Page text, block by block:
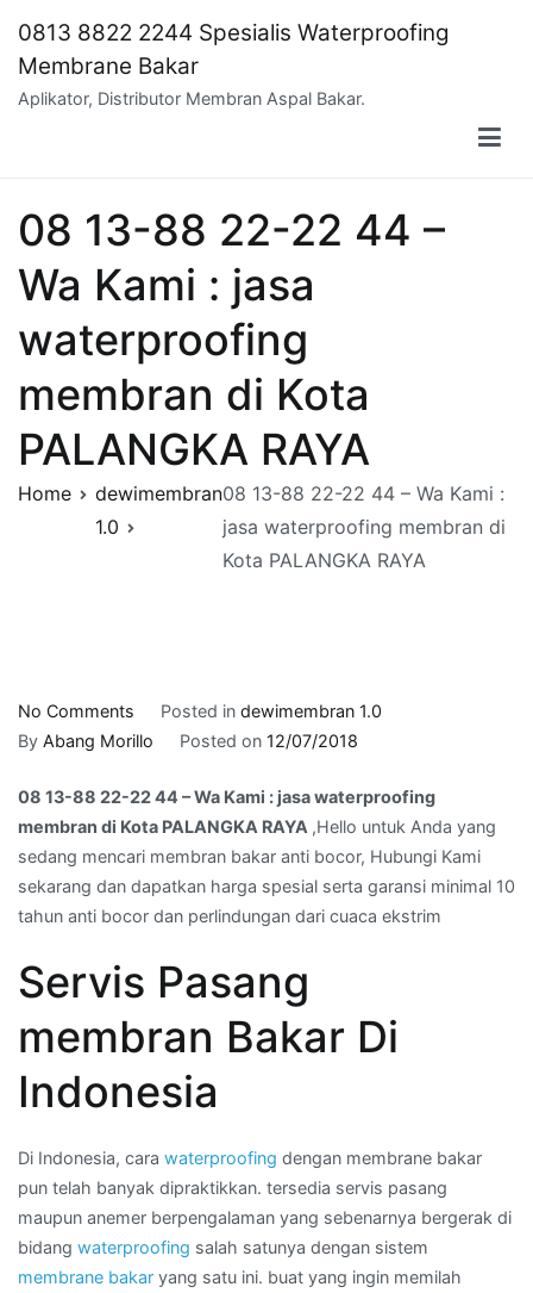
content
0813 8822 2244 Spesialis Waterproofing
Membrane Bakar
Aplikator, Distributor Membran Aspal Bakar.
08 13-88 22-22 44 –
Wa Kami : jasa
waterproofing
membran di Kota
PALANGKA RAYA
Home
dewimembran
1.0
08 13-88 22-22 44 – Wa Kami :
jasa waterproofing membran di
Kota PALANGKA RAYA
No Comments
08
88
22-
22
44
–
Kami
jasa
membran
Kota
PALANGKA
RAYA
Posted in dewimembran 1.0
By Abang Morillo Posted on 12/07/2018
08 13-88 22-22 44 – Wa Kami : jasa waterproofing
membran di Kota PALANGKA RAYA ,Hello untuk Anda yang
sedang mencari membran bakar anti bocor, Hubungi Kami
sekarang dan dapatkan harga spesial serta garansi minimal 10
tahun anti bocor dan perlindungan dari cuaca ekstrim
Servis Pasang
membran Bakar Di
Indonesia
Di Indonesia, cara waterproofing dengan membrane bakar
pun telah banyak dipraktikkan. tersedia servis pasang
maupun anemer berpengalaman yang sebenarnya bergerak di
bidang waterproofing salah satunya dengan sistem
membrane bakar yang satu ini. buat yang ingin memilah